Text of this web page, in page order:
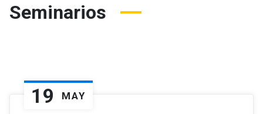
Seminarios
19 MAY